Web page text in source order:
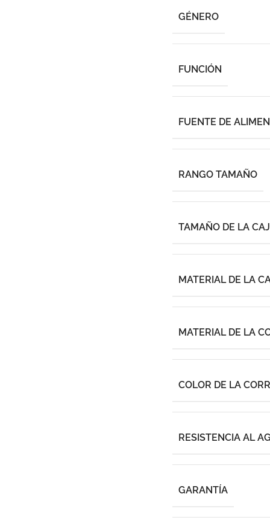
GÉNERO
FUNCIÓN
FUENTE DE
RANGO TAMAÑO
TAMAÑO DE LA
MATERIAL DE LA
MATERIAL DE LA
COLOR DE LA
RESISTENCIA AL
GARANTÍA